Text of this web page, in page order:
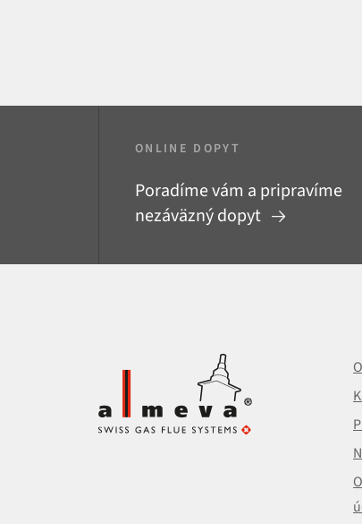
ONLINE DOPYT
Poradíme vám a pripravíme
nezáväzný dopyt